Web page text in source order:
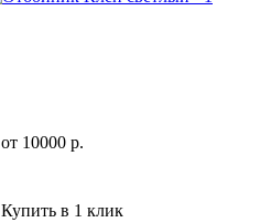
от 10000 р.
Купить в 1 клик